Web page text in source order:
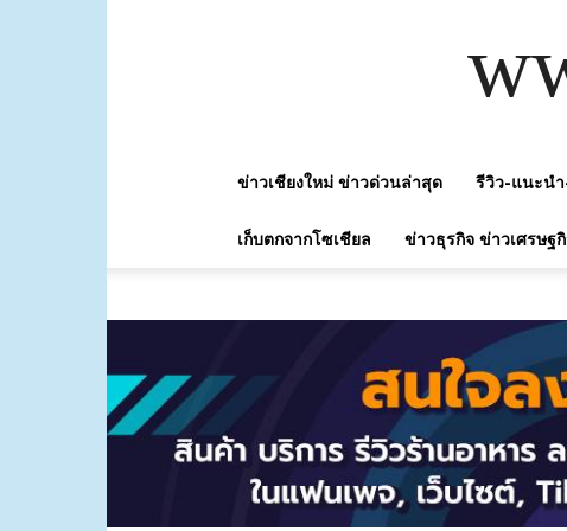
ข่าวเชียงใหม่ ข่าวด่วนล่าสุด รีวิว-แนะน
เก็บตกจากโซเชียล ข่าวธุรกิจ ข่าวเศรษฐ